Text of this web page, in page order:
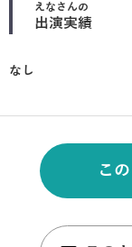
えな さんの
出演実績
なし
こ